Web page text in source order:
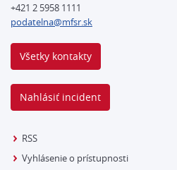
+421 2 5958 1111
podatelna@mfsr.sk
Všetky kontakty
Nahlásiť incident
RSS
Vyhlásenie o prístupnosti